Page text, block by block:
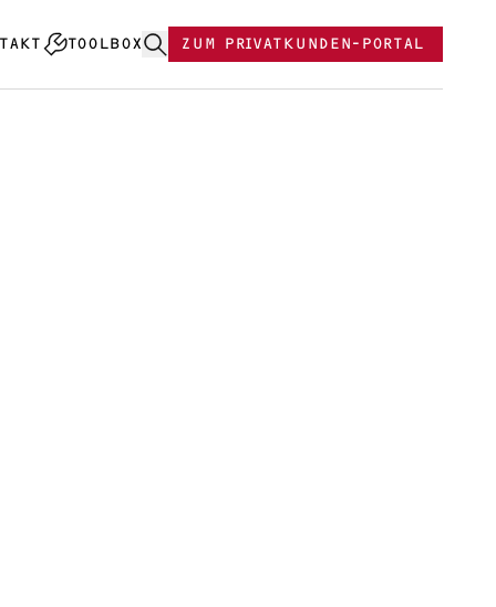
TOOLBOX ZUM PRIVATKUNDEN-PORTAL